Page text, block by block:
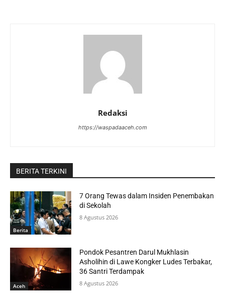
Redaksi
https://waspadaaceh.com
BERITA TERKINI
Berita
7 Orang Tewas dalam Insiden Penembakan
di Sekolah
8 Agustus 2026
Aceh
Pondok Pesantren Darul Mukhlasin
Asholihin di Lawe Kongker Ludes Terbakar,
36 Santri Terdampak
8 Agustus 2026